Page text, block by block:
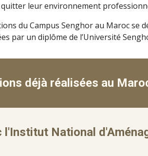
quitter leur environnement
du Campus Senghor au Maroc se
par un diplôme de l’Université
déjà réalisées au
l'Institut National